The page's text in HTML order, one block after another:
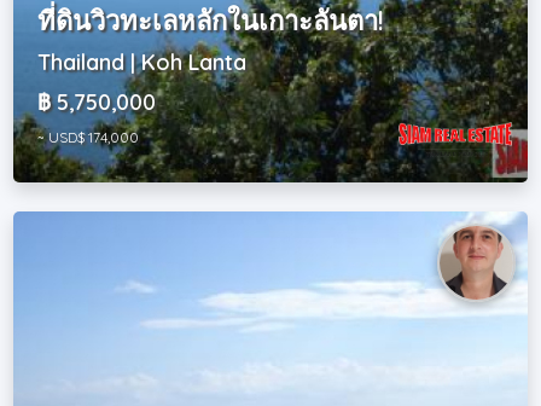
ที่ดินวิวทะเลหลักในเกาะลันตา!
Thailand | Koh Lanta
฿ 5,750,000
~ USD$ 174,000